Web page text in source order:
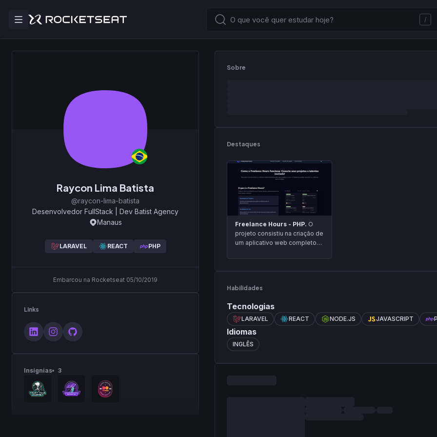
/
Raycon Lima Batista
@raycon-lima-batista
Desenvolvedor FullStack
Dev Batist Agency
Manaus
LARAVEL REACT PHP
Embarcou na Rocketseat 05/10/2019
Links
Insígnias 3
Sobre
Destaques
Freelance Hours - PHP. O
projeto consistiu na criação de
um aplicativo web completo
Laravel, com foco em
empregadas tecnologias
dinâmicas, Jetstream para
agilizar o desenvolvimento,
Docker para o ambiente de
desenvolvimento e MySQL
como banco de dados.
Habilidades
Tecnologias
LARAVEL REACT NODE.JS JAVASCRIPT
Idiomas
INGLÊS